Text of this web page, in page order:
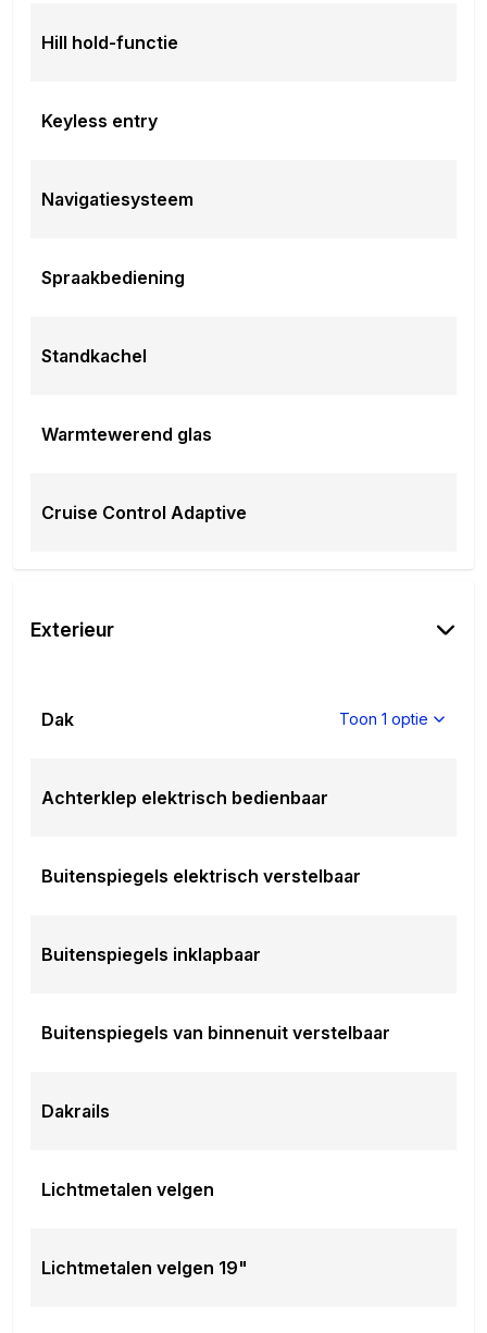
Hill hold-functie
Keyless entry
Navigatiesysteem
Spraakbediening
Standkachel
Warmtewerend glas
Cruise Control Adaptive
Exterieur
Dak Toon 1 optie
Achterklep elektrisch bedienbaar
Buitenspiegels elektrisch verstelbaar
Buitenspiegels inklapbaar
Buitenspiegels van binnenuit verstelbaar
Dakrails
Lichtmetalen velgen
Lichtmetalen velgen 19"